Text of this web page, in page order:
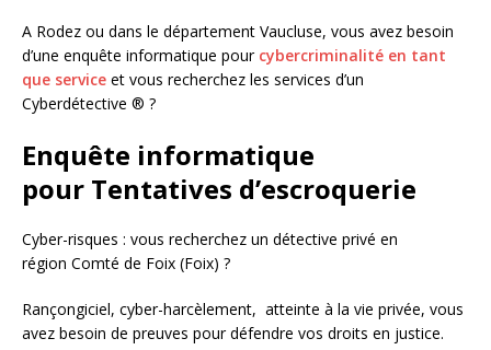
A Rodez ou dans le département Vaucluse, vous avez besoin
d’une enquête informatique pour cybercriminalité en tant
que service et vous recherchez les services d’un
Cyberdétective ® ?
Enquête informatique
pour Tentatives d’escroquerie
Cyber-risques : vous recherchez un détective privé en
région Comté de Foix (Foix) ?
Rançongiciel, cyber-harcèlement, atteinte à la vie privée, vous
avez besoin de preuves pour défendre vos droits en justice.